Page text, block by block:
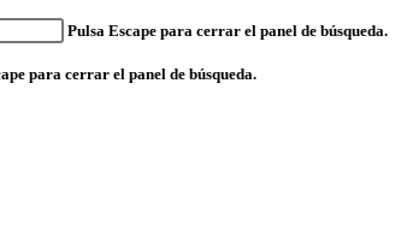
Pulsa Escape para cerrar el panel de búsqueda.
para cerrar el panel de búsqueda.